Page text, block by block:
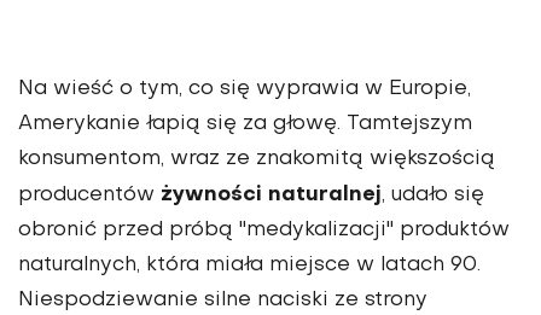
Na wieść o tym, co się wyprawia w Europie,
Amerykanie łapią się za głowę. Tamtejszym
konsumentom, wraz ze znakomitą większością
producentów żywności naturalnej, udało się
obronić przed próbą "medykalizacji" produktów
naturalnych, która miała miejsce w latach 90.
Niespodziewanie silne naciski ze strony